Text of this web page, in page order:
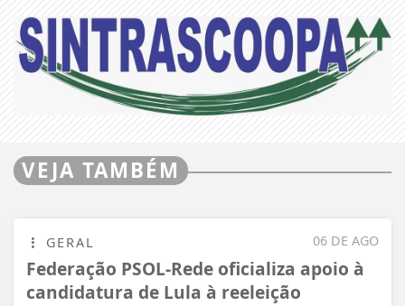
VEJA TAMBÉM
06 DE AGO
GERAL
Federação PSOL-Rede oficializa apoio à
candidatura de Lula à reeleição